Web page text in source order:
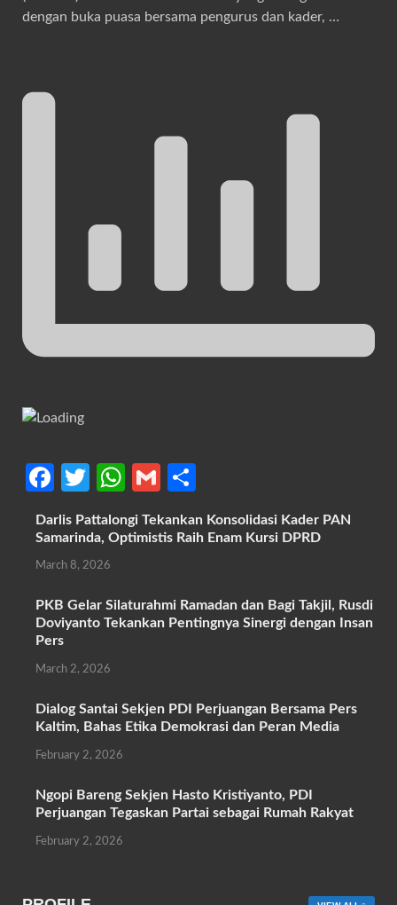
dengan buka puasa bersama pengurus dan kader, …
Fa
b
o
k
T
itt
er
W
at
p
G
ail ar
Darlis Pattalongi Tekankan Konsolidasi Kader PAN
Samarinda, Optimistis Raih Enam Kursi DPRD
March 8, 2026
PKB Gelar Silaturahmi Ramadan dan Bagi Takjil, Rusdi
Doviyanto Tekankan Pentingnya Sinergi dengan Insan
Pers
March 2, 2026
Dialog Santai Sekjen PDI Perjuangan Bersama Pers
Kaltim, Bahas Etika Demokrasi dan Peran Media
February 2, 2026
Ngopi Bareng Sekjen Hasto Kristiyanto, PDI
Perjuangan Tegaskan Partai sebagai Rumah Rakyat
February 2, 2026